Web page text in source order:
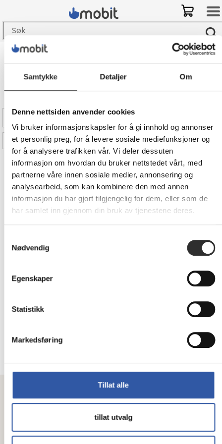
Samtykke Detaljer Om
Denne nettsiden anvender cookies
Vi bruker informasjonskapsler for å gi innhold og annonser
et personlig preg, for å levere sosiale mediefunksjoner og
for å analysere trafikken vår. Vi deler dessuten
informasjon om hvordan du bruker nettstedet vårt, med
partnerne våre innen sosiale medier, annonsering og
analysearbeid, som kan kombinere den med annen
informasjon du har gjort tilgjengelig for dem, eller som de
har samlet inn gjennom din bruk av tjenestene deres.
Nødvendig
Egenskaper
Statistikk
Markedsføring
Tillat alle
tillat utvalg
10% på ditt første kjøp i nettbutikken!
Colortrac
Filter
Sorter på Mest aktuelle
Colortrac SmartLF SG 44c
- Rulleskanner - 6 x
kvadruppellineær CCD
Rull (117 cm) - 1200 dpi - USB 3.0,
Gigabit LAN
110 031,-
Eks mva
Colortrac SmartLF SG 44e
- Rulleskanner - 6 x
Rull (117 cm) - 1200 dpi - USB 3.0,
105 940,-
Meld deg på vårt nyhetsbrev her!